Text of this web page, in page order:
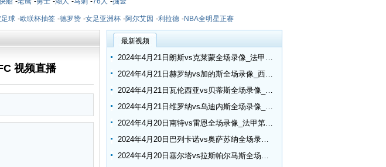
球 -欧联杯抽签 -德罗赞 -女足亚洲杯 -阿尔艾因 -利拉德 -NBA全明星正赛
视频直播
最新视频
2024年4月21日朗斯vs克莱蒙全场录像_法甲第30轮
2024年4月21日赫罗纳vs加的斯全场录像_西甲第32轮
2024年4月21日瓦伦西亚vs贝蒂斯全场录像_西甲第32轮
2024年4月21日维罗纳vs乌迪内斯全场录像_意甲第33轮
2024年4月20日南特vs雷恩全场录像_法甲第30轮
2024年4月20日巴列卡诺vs奥萨苏纳全场录像_西甲第32轮
2024年4月20日塞尔塔vs拉斯帕尔马斯全场录像_西甲第32轮